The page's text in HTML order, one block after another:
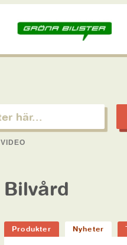
VIDEO
Bilvård
Produkter Nyheter